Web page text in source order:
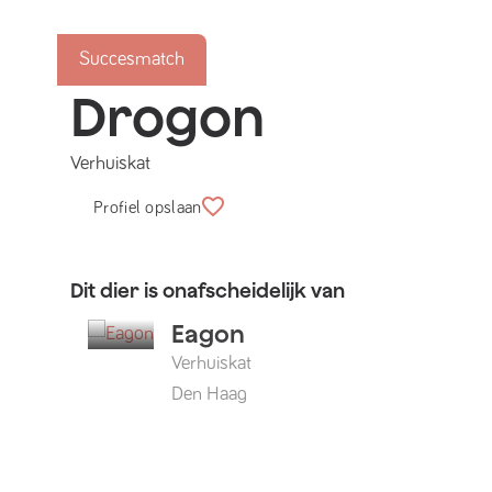
Succesmatch
Drogon
Verhuiskat
Profiel opslaan
Dit dier is onafscheidelijk van
Eagon
Verhuiskat
Den Haag